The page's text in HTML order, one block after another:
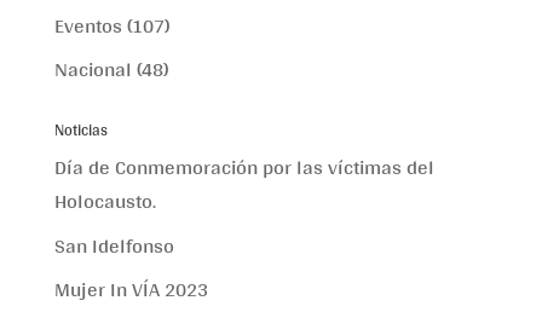
Eventos(107)
Nacional(48)
Noticias
Día de Conmemoración por las víctimas del
Holocausto.
San Idelfonso
Mujer In VÍA 2023